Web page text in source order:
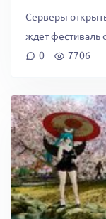
Серверы
ждет фестиваль
0
7706